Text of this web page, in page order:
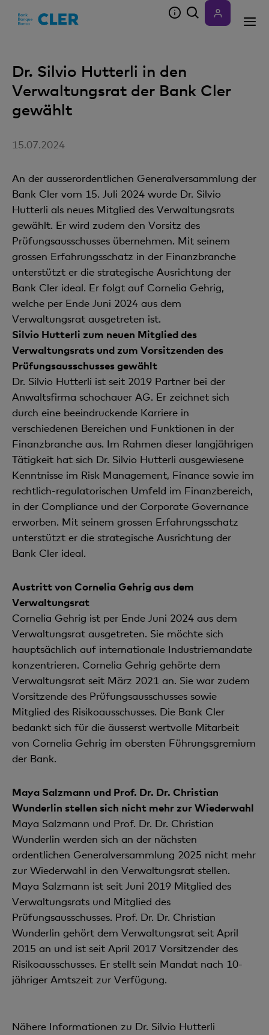
Dr. Silvio Hutterli in den
Verwaltungsrat der Bank Cler
gewählt
15.07.2024
An der ausserordentlichen Generalversammlung der
Bank Cler vom 15. Juli 2024 wurde Dr. Silvio
Hutterli als neues Mitglied des Verwaltungsrats
gewählt. Er wird zudem den Vorsitz des
Prüfungsausschusses übernehmen. Mit seinem
grossen Erfahrungsschatz in der Finanzbranche
unterstützt er die strategische Ausrichtung der
Bank Cler ideal. Er folgt auf Cornelia Gehrig,
welche per Ende Juni 2024 aus dem
Verwaltungsrat ausgetreten ist.
Silvio Hutterli zum neuen Mitglied des
Verwaltungsrats und zum Vorsitzenden des
Prüfungsausschusses gewählt
Dr. Silvio Hutterli ist seit 2019 Partner bei der
Anwaltsfirma schochauer AG. Er zeichnet sich
durch eine beeindruckende Karriere in
verschiedenen Bereichen und Funktionen in der
Finanzbranche aus. Im Rahmen dieser langjährigen
Tätigkeit hat sich Dr. Silvio Hutterli ausgewiesene
Kenntnisse im Risk Management, Finance sowie im
rechtlich-regulatorischen Umfeld im Finanzbereich,
in der Compliance und der Corporate Governance
erworben. Mit seinem grossen Erfahrungsschatz
unterstützt er die strategische Ausrichtung der
Bank Cler ideal.
Austritt von Cornelia Gehrig aus dem
Verwaltungsrat
Cornelia Gehrig ist per Ende Juni 2024 aus dem
Verwaltungsrat ausgetreten. Sie möchte sich
hauptsächlich auf internationale Industriemandate
konzentrieren. Cornelia Gehrig gehörte dem
Verwaltungsrat seit März 2021 an. Sie war zudem
Vorsitzende des Prüfungsausschusses sowie
Mitglied des Risikoausschusses. Die Bank Cler
bedankt sich für die äusserst wertvolle Mitarbeit
von Cornelia Gehrig im obersten Führungsgremium
der Bank.
Maya Salzmann und Prof. Dr. Dr. Christian
Wunderlin stellen sich nicht mehr zur Wiederwahl
Maya Salzmann und Prof. Dr. Dr. Christian
Wunderlin werden sich an der nächsten
ordentlichen Generalversammlung 2025 nicht mehr
zur Wiederwahl in den Verwaltungsrat stellen.
Maya Salzmann ist seit Juni 2019 Mitglied des
Verwaltungsrats und Mitglied des
Prüfungsausschusses. Prof. Dr. Dr. Christian
Wunderlin gehört dem Verwaltungsrat seit April
2015 an und ist seit April 2017 Vorsitzender des
Risikoausschusses. Er stellt sein Mandat nach 10-
jähriger Amtszeit zur Verfügung.
Nähere Informationen zu Dr. Silvio Hutterli